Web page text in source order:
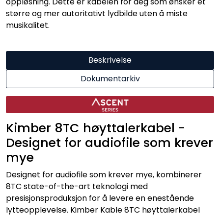
større og mer autoritativt lydbilde uten å miste
musikalitet.
Beskrivelse
Dokumentarkiv
Kimber 8TC høyttalerkabel -
Designet for audiofile som krever
mye
Designet for audiofile som krever mye, kombinerer
8TC state-of-the-art teknologi med
presisjonsproduksjon for å levere en enestående
lytteopplevelse. Kimber Kable 8TC høyttalerkabel